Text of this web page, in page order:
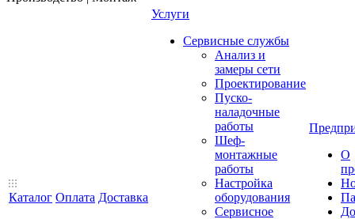
Каталог Оплата Доставка
Услуги
Сервисные службы
Анализ и
замеры сети
Проектирование
Пуско-
наладочные
работы
Шеф-
монтажные
работы
Настройка
оборудования
Сервисное
О